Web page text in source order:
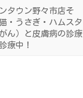
タウン野々市店そ
・うさぎ・ハムスタ
ん）と皮膚病の診療
療中！